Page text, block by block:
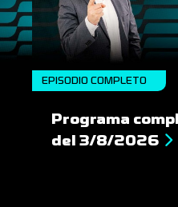
EPISODIO COMPLETO
Programa
del 3/8/2026